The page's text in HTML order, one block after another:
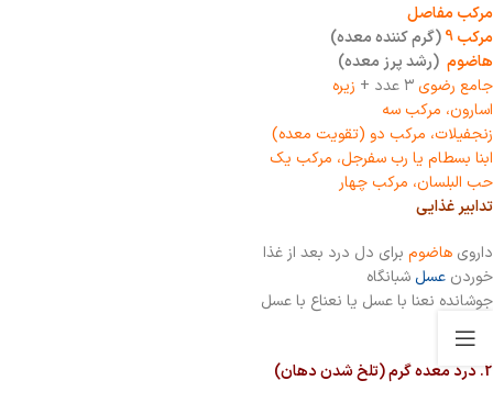
مرکب مفاصل
مرکب 9
(گرم کننده معده)
هاضوم (رشد پرز معده)
جامع رضوی
زیره
اسارون، مرکب سه
زنجفیلات، مرکب دو (تقویت معده)
ابنا بسطام یا رب سفرجل، مرکب یک
حب البلسان، مرکب چهار
تدابیر غذایی
داروی هاضوم برای دل درد بعد از غذا
خوردن عسل شبانگاه
جوشانده نعنا با عسل یا نعناع با عسل
2. درد معده گرم (تلخ شدن دهان)